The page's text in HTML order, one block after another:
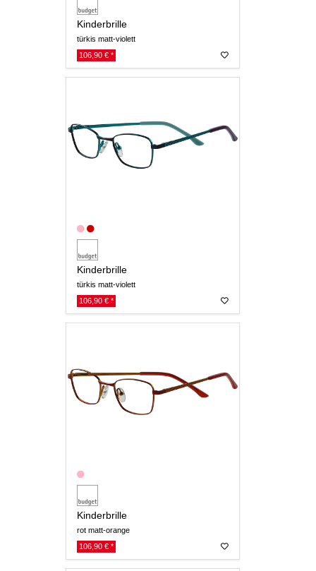
Kinderbrille
türkis matt-violett
106,90 € *
Kinderbrille
türkis matt-violett
106,90 € *
Kinderbrille
rot matt-orange
106,90 € *